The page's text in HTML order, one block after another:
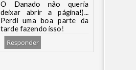
O Danado não queria
deixar abrir a página!)...
Perdi uma boa parte da
tarde fazendo isso!
Responder